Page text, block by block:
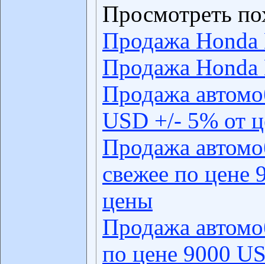
Просмотреть
Продажа
Продажа
Продажа
USD +/- 5% от
Продажа
свежее по цене
цены
Продажа
по цене 9000